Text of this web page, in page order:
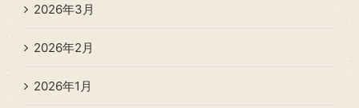
2026年3月
2026年2月
2026年1月